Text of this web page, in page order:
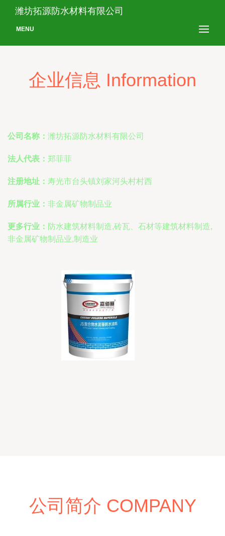
潍坊拓源防水材料有限公司
MENU
企业信息 Information
公司名称： 潍坊拓源防水材料有限公司
法人代表： 郑菲菲
注册地址： 寿光市台头镇刘家河头村村西
所属行业： 非金属矿物制品业
更多行业： 防水建筑材料制造,砖瓦、石材等建筑材料制造,
非金属矿物制品业,制造业
公司简介 COMPANY